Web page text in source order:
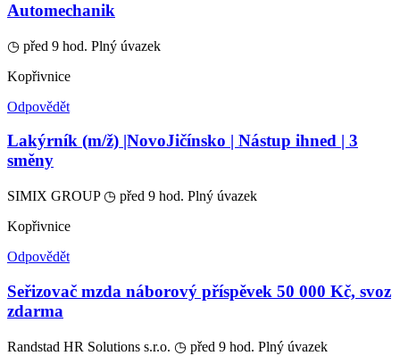
Automechanik
◷ před 9 hod. Plný úvazek
Kopřivnice
Odpovědět
Lakýrník (m/ž) |NovoJičínsko | Nástup ihned | 3
směny
SIMIX GROUP ◷ před 9 hod. Plný úvazek
Kopřivnice
Odpovědět
Seřizovač mzda náborový příspěvek 50 000 Kč, svoz
zdarma
Randstad HR Solutions s.r.o. ◷ před 9 hod. Plný úvazek